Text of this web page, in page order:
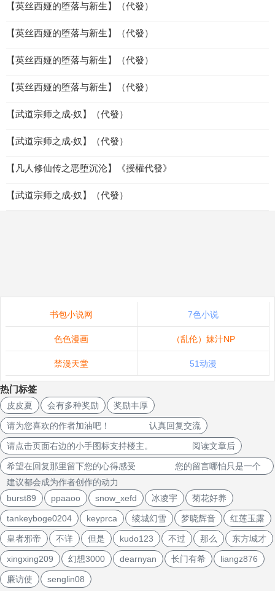
【英丝西娅的堕落与新生】（代發）
【英丝西娅的堕落与新生】（代發）
【英丝西娅的堕落与新生】（代發）
【英丝西娅的堕落与新生】（代發）
【武道宗师之成‧奴】（代發）
【武道宗师之成‧奴】（代發）
【凡人修仙传之恶堕沉沦】《授權代發》
【武道宗师之成‧奴】（代發）
书包小说网 7色小说
色色漫画 （乱伦）妹汁NP
禁漫天堂 51动漫
热门标签
皮皮夏 会有多种奖励 奖励丰厚
请为您喜欢的作者加油吧！ 认真回复交流
请点击页面右边的小手图标支持楼主。 阅读文章后
希望在回复那里留下您的心得感受 您的留言哪怕只是一个
建议都会成为作者创作的动力
burst89
ppaaoo snow_xefd 冰凌宇 菊花好养
tankeyboge0204 keyprca 绫城幻雪 梦晓辉音 红莲玉露
皇者邪帝 不详 但是 kudo123 不过 那么 东方城才
xingxing209 幻想3000 dearnyan 长门有希 liangz876
廉访使 senglin08